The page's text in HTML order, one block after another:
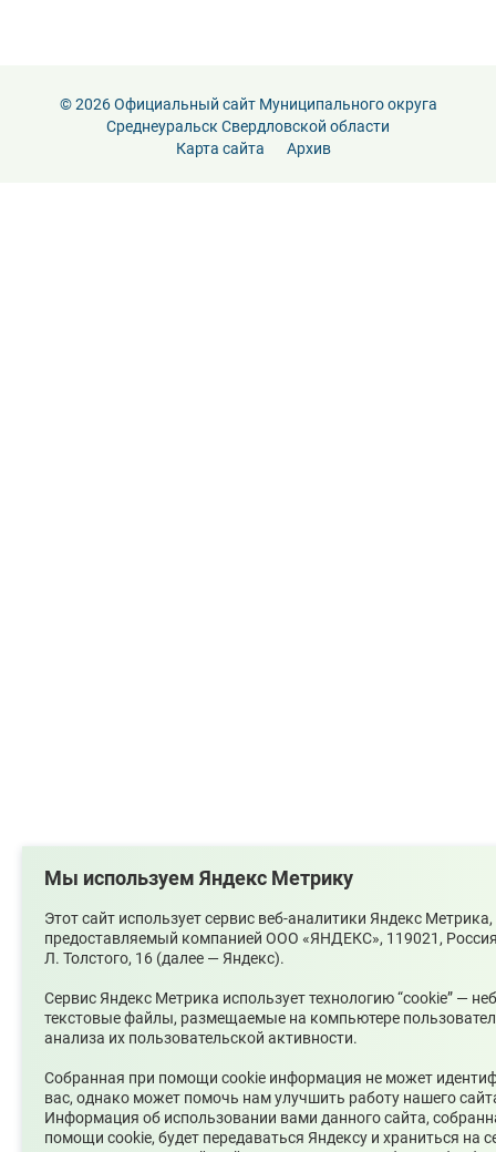
Мы используем Яндекс Метрику
Этот сайт использует сервис веб-аналитики Яндекс Метрика,
предоставляемый компанией ООО «ЯНДЕКС», 119021,
Л. Толстого, 16 (далее — Яндекс).
Сервис Яндекс Метрика использует технологию “cookie” —
текстовые файлы, размещаемые на компьютере
анализа их пользовательской активности.
Собранная при помощи cookie информация не может
вас, однако может помочь нам улучшить работу нашего
Информация об использовании вами данного сайта,
помощи cookie, будет передаваться Яндексу и храниться на
© 2026 Официальный сайт Муниципального округа
Среднеуральск Свердловской области
Карта сайта
Архив